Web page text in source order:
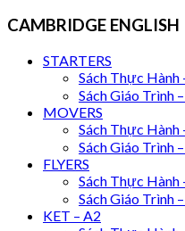
CAMBRIDGE ENGLISH
STARTERS
Sách Thực Hành
Sách Giáo Trình
MOVERS
Sách Thực Hành
Sách Giáo Trình
FLYERS
Sách Thực Hành
Sách Giáo Trình
KET – A2